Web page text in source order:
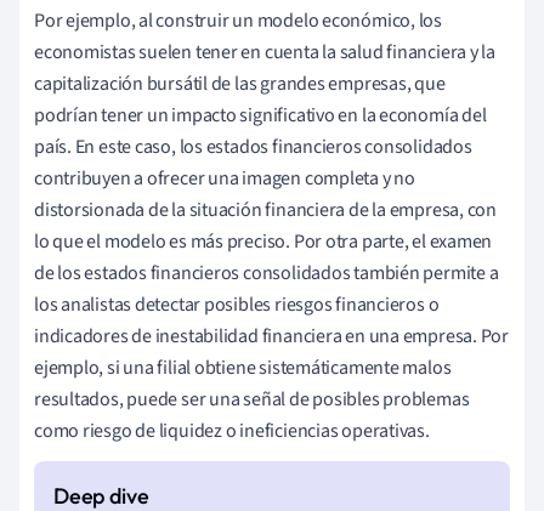
Por ejemplo, al construir un modelo económico, los
economistas suelen tener en cuenta la salud financiera y la
capitalización bursátil de las grandes empresas, que
podrían tener un impacto significativo en la economía del
país. En este caso, los estados financieros consolidados
contribuyen a ofrecer una imagen completa y no
distorsionada de la situación financiera de la empresa, con
lo que el modelo es más preciso. Por otra parte, el examen
de los estados financieros consolidados también permite a
los analistas detectar posibles riesgos financieros o
indicadores de inestabilidad financiera en una empresa. Por
ejemplo, si una filial obtiene sistemáticamente malos
resultados, puede ser una señal de posibles problemas
como riesgo de liquidez o ineficiencias operativas.